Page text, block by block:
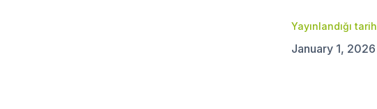
Yayınlandığı tarih
January 1, 2026